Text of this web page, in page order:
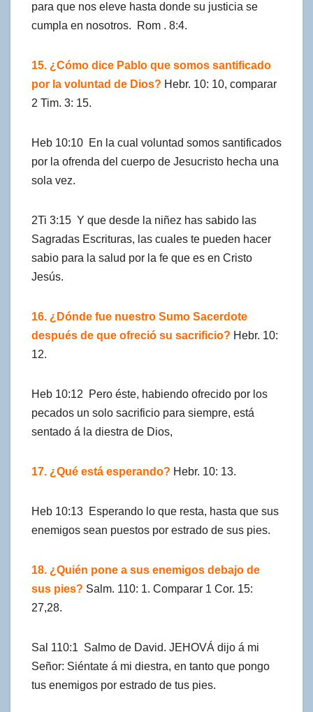
para que nos eleve hasta donde su justicia se
cumpla en nosotros. Rom . 8:4.
15. ¿Cómo dice Pablo que somos santificado
por la voluntad de Dios? Hebr. 10: 10, comparar
2 Tim. 3: 15.
Heb 10:10 En la cual voluntad somos santificados
por la ofrenda del cuerpo de Jesucristo hecha una
sola vez.
2Ti 3:15 Y que desde la niñez has sabido las
Sagradas Escrituras, las cuales te pueden hacer
sabio para la salud por la fe que es en Cristo
Jesús.
16. ¿Dónde fue nuestro Sumo Sacerdote
después de que ofreció su sacrificio? Hebr. 10:
12.
Heb 10:12 Pero éste, habiendo ofrecido por los
pecados un solo sacrificio para siempre, está
sentado á la diestra de Dios,
17. ¿Qué está esperando? Hebr. 10: 13.
Heb 10:13 Esperando lo que resta, hasta que sus
enemigos sean puestos por estrado de sus pies.
18. ¿Quién pone a sus enemigos debajo de
sus pies? Salm. 110: 1. Comparar 1 Cor. 15:
27,28.
Sal 110:1 Salmo de David. JEHOVÁ dijo á mi
Señor: Siéntate á mi diestra, en tanto que pongo
tus enemigos por estrado de tus pies.